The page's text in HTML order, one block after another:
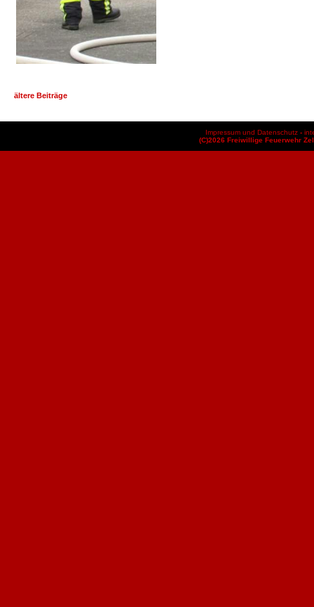
ältere Beiträge
Impressum und Datenschutz -
(C)2026 Freiwillige Feuerwehr